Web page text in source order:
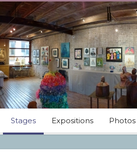
Stages Expositions Photos